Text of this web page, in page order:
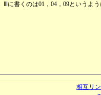
書くのは01，04，09というよ
相互リ